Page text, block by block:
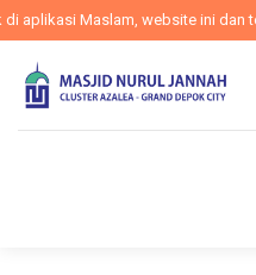
Maslam, website ini dan